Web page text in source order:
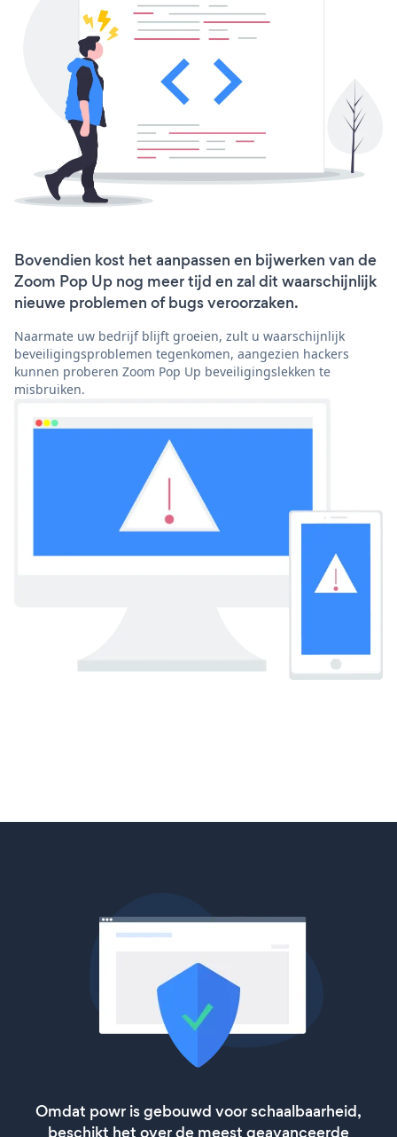
Bovendien kost het aanpassen en bijwerken van de
Zoom Pop Up nog meer tijd en zal dit waarschijnlijk
nieuwe problemen of bugs veroorzaken.
Naarmate uw bedrijf blijft groeien, zult u waarschijnlijk
beveiligingsproblemen tegenkomen, aangezien hackers
kunnen proberen Zoom Pop Up beveiligingslekken te
misbruiken.
Omdat powr is gebouwd voor schaalbaarheid,